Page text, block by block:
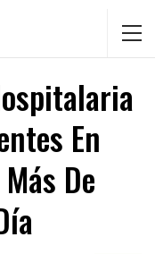
En
De